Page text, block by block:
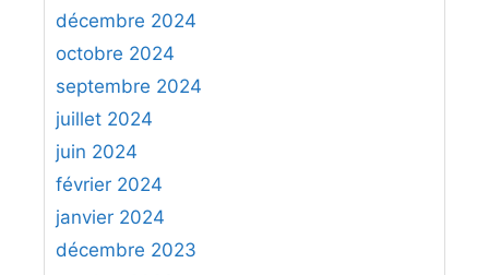
:
décembre 2024
octobre 2024
septembre 2024
juillet 2024
juin 2024
février 2024
janvier 2024
décembre 2023